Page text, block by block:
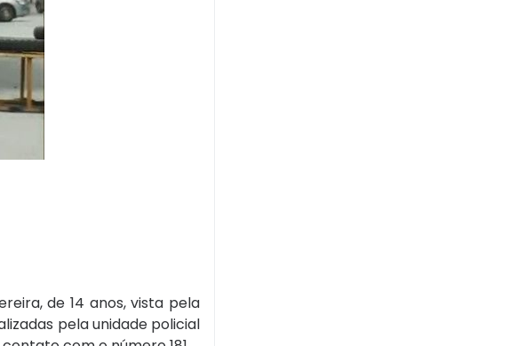
de 14 anos, vista pela
pela unidade policial